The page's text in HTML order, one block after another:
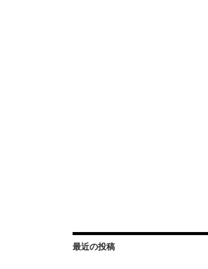
最近の投稿